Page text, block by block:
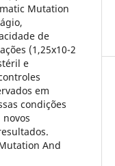
Mutation
de
(1,25x10-2
e
em
condições
And